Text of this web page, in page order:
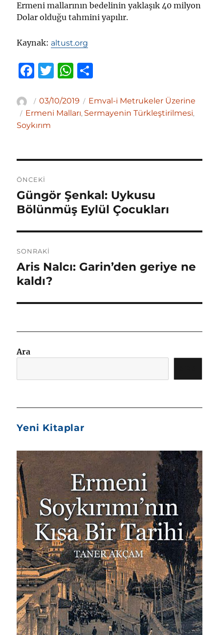
Ermeni mallarının bedelinin yaklaşık 40 milyon
Dolar olduğu tahmini yapılır.
Kaynak: altust.org
F
c
e
b
o
k
T
it
te
W
at
s
p
ar
e
Yazar
Yayın
tarihi
03/10/2019 Kategoriler
Emval-i Metrukeler Üzerine
Etiketler
Ermeni Malları, Sermayenin Türkleştirilmesi,
Soykırım
gezinmesi
ÖNCEKI
Önceki
yazı:
Güngör Şenkal: Uykusu
Bölünmüş Eylül Çocukları
SONRAKI
Sonraki
yazı:
Aris Nalcı: Garin’den geriye ne
kaldı?
Ara
Yeni Kitaplar